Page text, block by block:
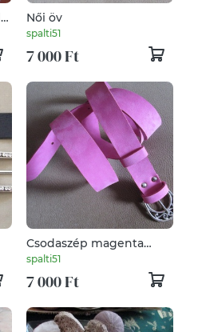
Női öv
spalti51
7 000 Ft
Csodaszép magenta
színű női öv
spalti51
7 000 Ft